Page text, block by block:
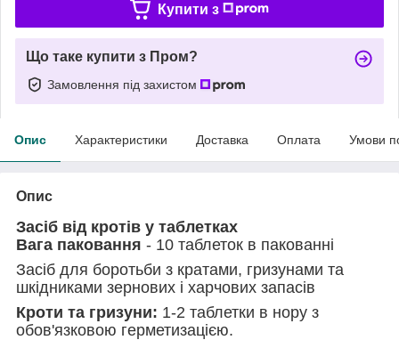
Купити з
Що таке купити з Пром?
Замовлення під захистом
Опис Характеристики Доставка Оплата Умови
Опис
Засіб від кротів у таблетках
Вага паковання - 10 таблеток в пакованні
Засіб для боротьби з кратами, гризунами та
шкідниками зернових і харчових запасів
Кроти та гризуни: 1-2 таблетки в нору з
обов'язковою герметизацією.